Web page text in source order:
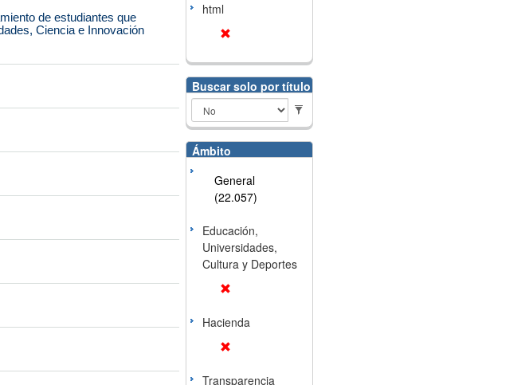
de estudiantes que
Ciencia e Innovación
html
Buscar solo por título
Ámbito
General
(22.057)
Educación,
Universidades,
Cultura y Deportes
Hacienda
Transparencia